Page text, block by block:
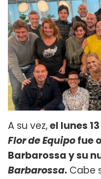
A su vez,el lunes
Flor de Equipofue
Barbarossa y su
Barbarossa. Cabe